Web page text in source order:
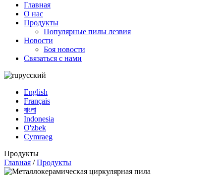
Главная
О нас
Продукты
Популярные пилы лезвия
Новости
Боя новости
Связаться с нами
русский
English
Français
বাংলা
Indonesia
O'zbek
Cymraeg
Продукты
Главная /Продукты